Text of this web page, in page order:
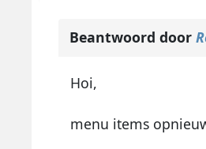
Beantwoord door
Hoi,
menu items